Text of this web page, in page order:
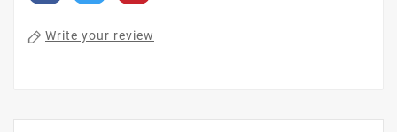
Write your review